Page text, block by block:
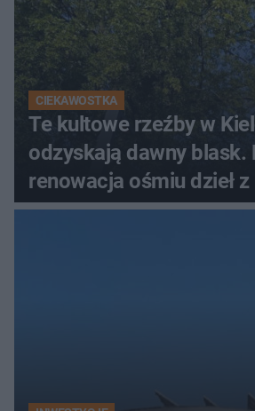
CIEKAWOSTKA
Te kultowe rzeźby w
odzyskają dawny blask.
renowacja ośmiu dzieł